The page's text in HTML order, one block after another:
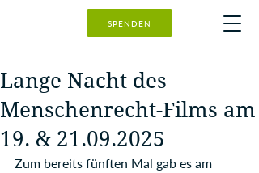
SPENDEN
Lange Nacht des
Menschenrecht-Films am
19. & 21.09.2025
Zum bereits fünften Mal gab es am